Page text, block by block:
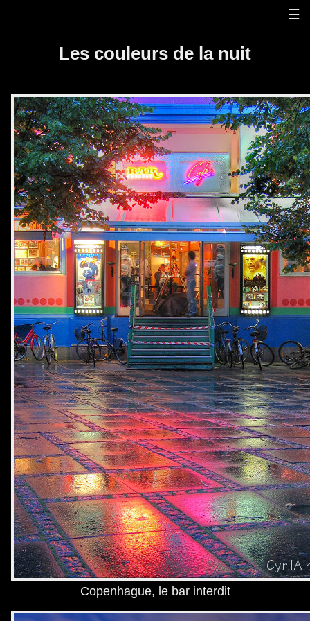
☰
Les couleurs de la nuit
Copenhague, le bar interdit